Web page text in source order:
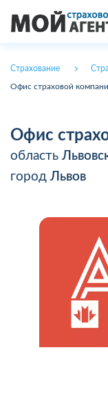
Страхование
Офис страховой
Офис
область
город Львов